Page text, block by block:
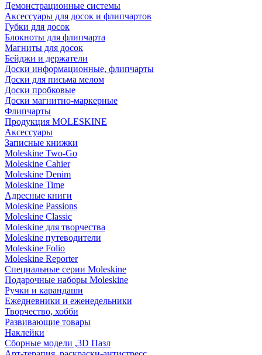
Демонстрационные системы
Аксессуары для досок и флипчартов
Губки для досок
Блокноты для флипчарта
Магниты для досок
Бейджи и держатели
Доски информационные, флипчарты
Доски для письма мелом
Доски пробковые
Доски магнитно-маркерные
Флипчарты
Продукция MOLESKINE
Аксессуары
Записные книжки
Moleskine Two-Go
Moleskine Cahier
Moleskine Denim
Moleskine Time
Адресные книги
Moleskine Passions
Moleskine Classic
Moleskine для творчества
Moleskine путеводители
Moleskine Folio
Moleskine Reporter
Специальные серии Moleskine
Подарочные наборы Moleskine
Ручки и карандаши
Ежедневники и еженедельники
Творчество, хобби
Развивающие товары
Наклейки
Сборные модели ,3D Пазл